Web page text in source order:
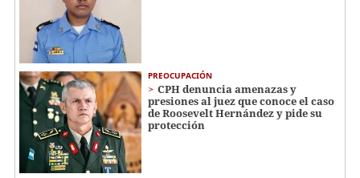
PREOCUPACIÓN
CPH denuncia amenazas y
presiones al juez que conoce el caso
de Roosevelt Hernández y pide su
protección